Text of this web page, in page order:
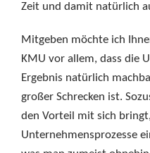
Zeit und damit natürlich
Mitgeben möchte ich
KMU vor allem, dass die
Ergebnis natürlich
großer Schrecken ist.
den Vorteil mit sich
Unternehmensprozesse